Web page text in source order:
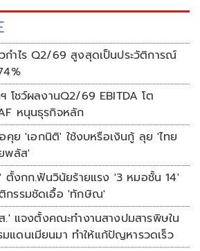
วกำไร Q2/69 สูงสุดเป็นประวัติการณ์
โชว์ผลงานQ2/69 EBITDA โต
หนุนธุรกิจหลัก
คุย 'เอกนิติ' ใช้งบหรือเงินกู้ ลุย 'ไทย
พลัส'
ตั้งกก.ฟันวินัยร้ายแรง '3 หมอชั้น 14'
กรรมชัดเอื้อ 'ทักษิณ'
แจงตั้งคณะทำงานสางปมสารพิษใน
แดนเมียนมา ทำให้แก้ปัญหารวดเร็ว